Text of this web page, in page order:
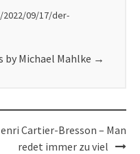
09/17/der-
by Michael Mahlke →
Cartier-Bresson – Man
redet immer zu viel